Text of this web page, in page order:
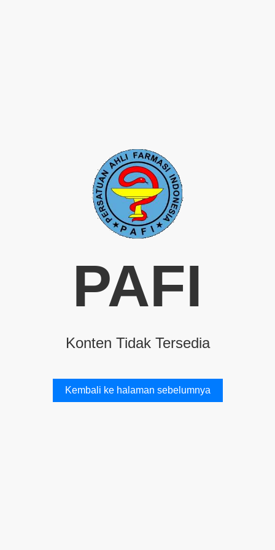
PAFI
Konten Tidak Tersedia
Kembali ke halaman sebelumnya